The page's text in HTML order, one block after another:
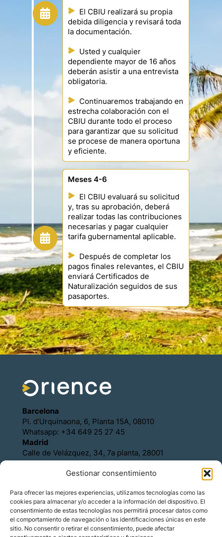
Gestionar consentimiento
Para ofrecer las mejores experiencias, utilizamos tecnologías como las
cookies para almacenar y/o acceder a la información del dispositivo. El
consentimiento de estas tecnologías nos permitirá procesar datos como
el comportamiento de navegación o las identificaciones únicas en este
sitio. No consentir o retirar el consentimiento, puede afectar
El CBIU realizará su propia
debida diligencia y revisará toda
la documentación.
Usted y cualquier
dependiente mayor de 16 años
deberán asistir a una entrevista
obligatoria.
Continuaremos trabajando en
estrecha colaboración con el
CBIU durante todo el proceso
para garantizar que su solicitud
se procese de manera oportuna
y eficiente.
Meses 4-6
El CBIU evaluará su solicitud
y, tras su aprobación, deberá
realizar todas las contribuciones
necesarias y pagar cualquier
tarifa gubernamental aplicable.
Después de completar los
pagos finales relevantes, el CBIU
enviará Certificados de
Naturalización seguidos de sus
pasaportes.
Barcelona
Pl. d’Urquinaona, 6, Planta 15A, 08010
Whatsapp: +34 649 25 27 45
Madrid
Calle de Velázquez, 34, 7a planta, 28001
Whatsapp: +34 649 25 27 45
Política de Cookies
Aviso legal
Contacto
Asóciese con Orience